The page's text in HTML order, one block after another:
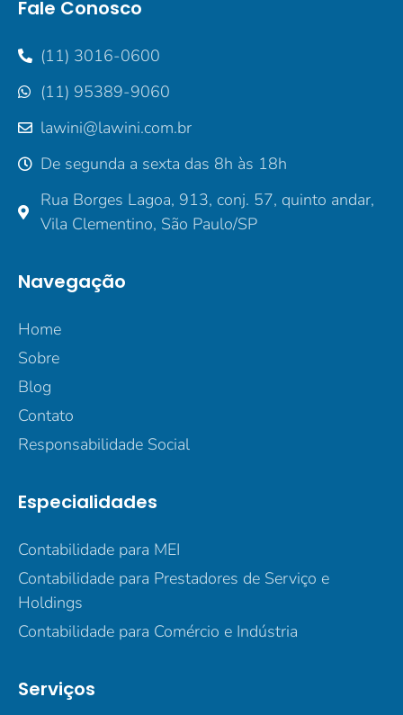
Fale Conosco
(11) 3016-0600
(11) 95389-9060
lawini@lawini.com.br
De segunda a sexta das 8h às 18h
Rua Borges Lagoa, 913, conj. 57, quinto andar,
Vila Clementino, São Paulo/SP
Navegação
Home
Sobre
Blog
Contato
Responsabilidade Social
Especialidades
Contabilidade para MEI
Contabilidade para Prestadores de Serviço e
Holdings
Contabilidade para Comércio e Indústria
Serviços